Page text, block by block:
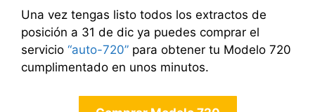
Una vez tengas listo todos los extractos de
posición a 31 de dic ya puedes comprar el
servicio “auto-720” para obtener tu Modelo 720
cumplimentado en unos minutos.